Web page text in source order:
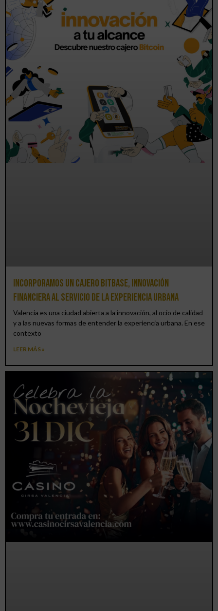
Incorporamos un cajero BitBase, innovación
financiera al servicio de la experiencia urbana
Valencia es una ciudad abierta a la innovación, al ocio de calidad
y a las nuevas formas de entender la experiencia urbana. En ese
contexto
LEER MÁS »